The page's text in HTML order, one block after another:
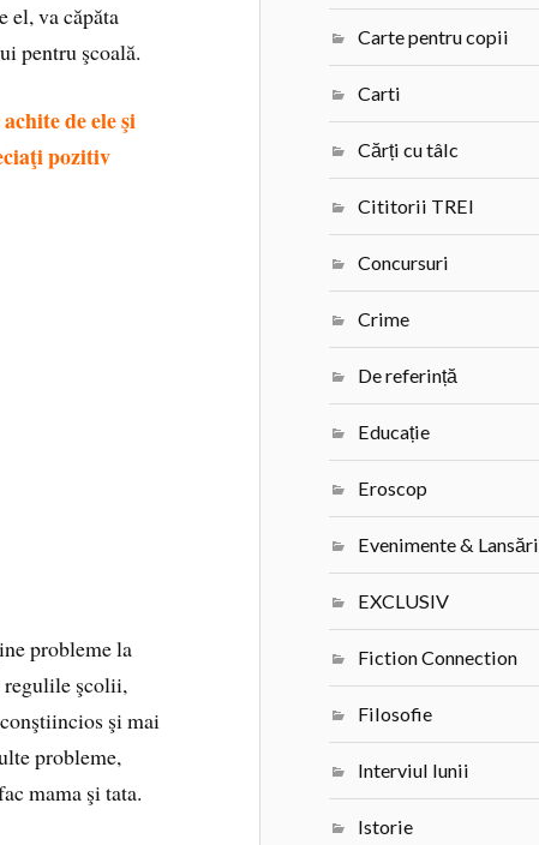
el, va căpăta
pentru şcoală.
de ele şi
pozitiv
probleme la
regulile şcolii,
şi mai
probleme,
mama şi tata.
Carte pentru copii
Carti
Cărți cu tâlc
Cititorii TREI
Concursuri
Crime
De referință
Educație
Eroscop
Evenimente & Lansări
EXCLUSIV
Fiction Connection
Filosofie
Interviul lunii
Istorie